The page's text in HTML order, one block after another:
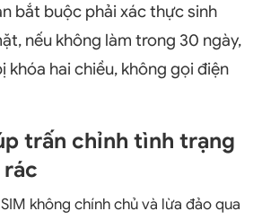
bắt buộc phải xác thực sinh
nếu không làm trong 30 ngày,
khóa hai chiều, không gọi điện
trấn chỉnh tình trạng
rác
không chính chủ và lừa đảo qua